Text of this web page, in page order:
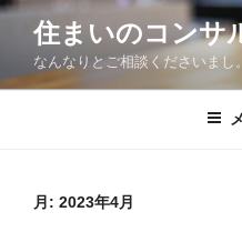
コ
ン
住まいのコンサ
なんなりとご相談くださいまし。
月: 2023年4月